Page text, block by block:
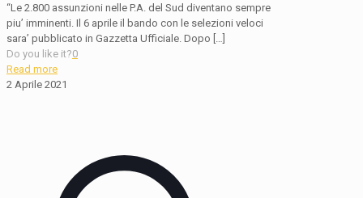
“Le 2.800 assunzioni nelle P.A. del Sud diventano sempre
piu’ imminenti. Il 6 aprile il bando con le selezioni veloci
sara’ pubblicato in Gazzetta Ufficiale. Dopo
Do you like it?0
Read more
2 Aprile 2021